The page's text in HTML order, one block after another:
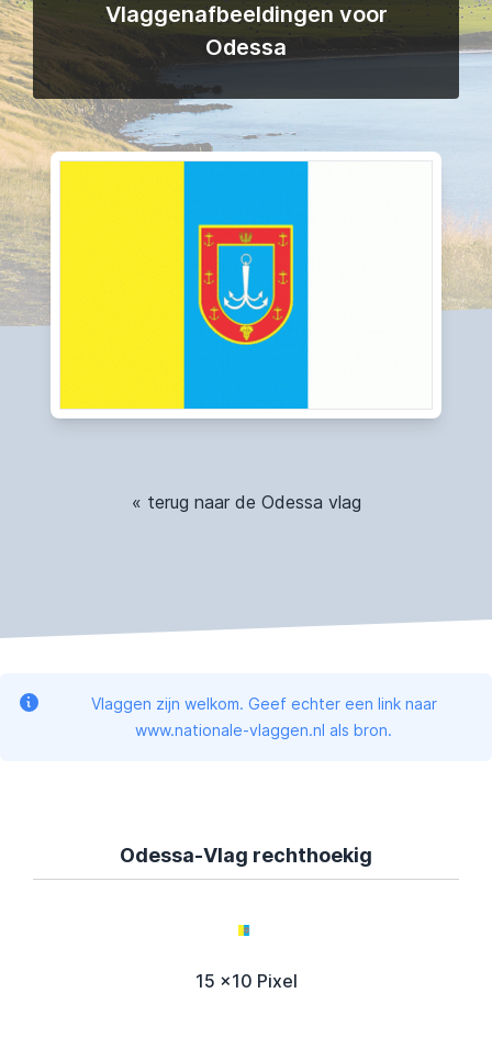
Vlaggenafbeeldingen voor
Odessa
« terug naar de Odessa vlag
Vlaggen zijn welkom. Geef echter een link naar
www.nationale-vlaggen.nl als bron.
Odessa-Vlag rechthoekig
15 x10 Pixel